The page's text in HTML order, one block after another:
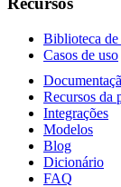
Biblioteca
Casos de uso
Recursos da
Integrações
Modelos
Blog
Dicionário
FAQ